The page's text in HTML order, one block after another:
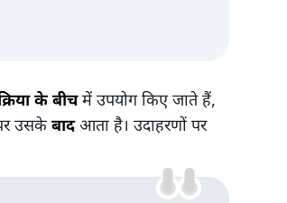
के बीचमें उपयोग किए जाते हैं,
उसके बादआता है। उदाहरणों पर